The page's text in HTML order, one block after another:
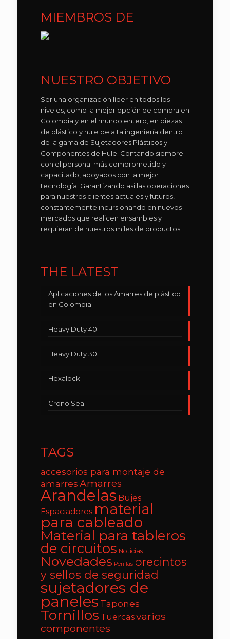
MIEMBROS DE
NUESTRO OBJETIVO
Ser una organización líder en todos los
niveles, como la mejor opción de compra en
Colombia y en el mundo entero, en piezas
de plástico y hule de alta ingeniería dentro
de la gama de Sujetadores Plásticos y
Componentes de Hule. Contando siempre
con el personal más comprometido y
capacitado, apoyados con la mejor
tecnología. Garantizando asi las operaciones
para nuestros clientes actuales y futuros,
constantemente incursionando en nuevos
mercados que realicen ensambles y
requieran de nuestros miles de productos.
THE LATEST
Aplicaciones de los Amarres de plástico
en Colombia
Heavy Duty 40
Heavy Duty 30
Hexalock
Crono Seal
TAGS
accesorios para montaje de
amarresAmarres
Arandelas Bujes
Espaciadores material
para cableado
Material para tableros
de circuitos Noticias
Novedades Perillas precintos
y sellos de seguridad
sujetadores de
paneles Tapones
Tornillos Tuercasvarios
componentes